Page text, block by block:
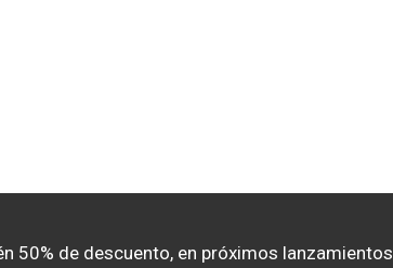
50% de descuento, en próximos lanzamientos